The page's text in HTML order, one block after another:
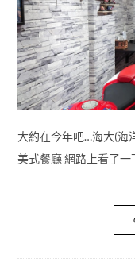
大約在今年吧…海大(海
美式餐廳 網路上看了一